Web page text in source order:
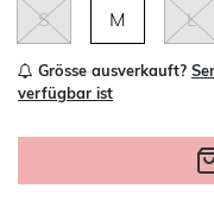
S M L
Grösse ausverkauft?
verfügbar ist